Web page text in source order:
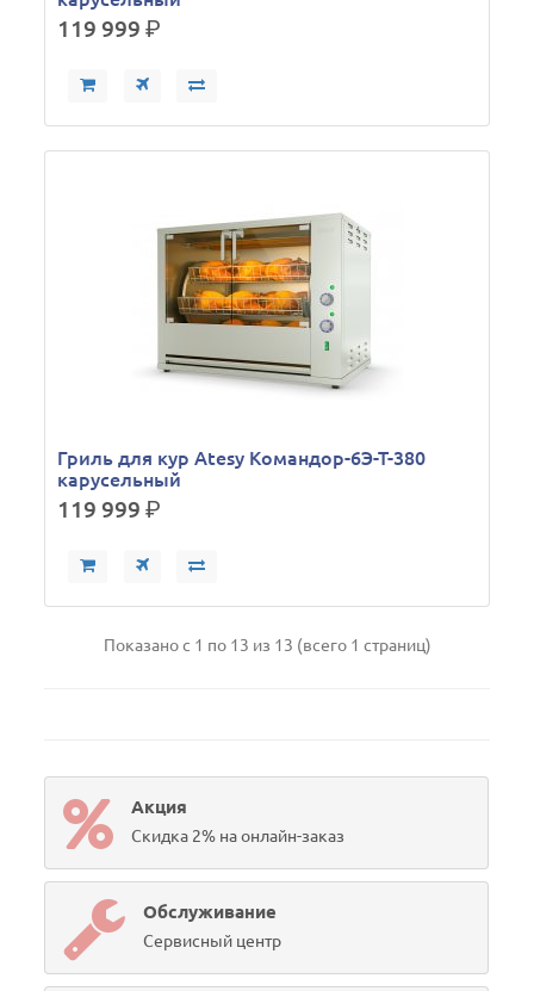
119 999р.
Гриль для кур Atesy Командор-6Э-Т-380
карусельный
119 999р.
Показано с 1 по 13 из 13 (всего 1 страниц)
Акция
Скидка 2% на онлайн-заказ
Обслуживание
Сервисный центр